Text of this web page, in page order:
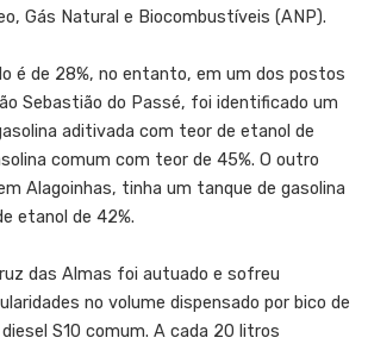
Gás Natural e Biocombustíveis (ANP).
é de 28%, no entanto, em um dos postos
Sebastião do Passé, foi identificado um
aditivada com teor de etanol de
comum com teor de 45%. O outro
Alagoinhas, tinha um tanque de gasolina
etanol de 42%.
das Almas foi autuado e sofreu
no volume dispensado por bico de
S10 comum. A cada 20 litros